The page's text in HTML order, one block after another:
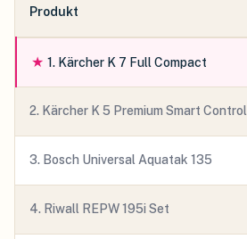
Produkt
★ 1. Kärcher K 7 Full Compact
2. Kärcher K 5 Premium Smart Control
3. Bosch Universal Aquatak 135
4. Riwall REPW 195i Set